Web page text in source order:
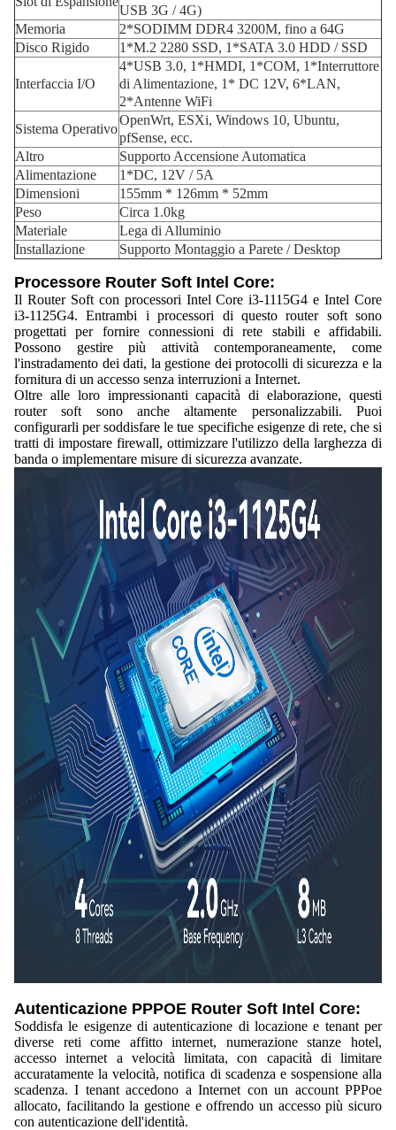
USB 3G / 4G)
Memoria
2*SODIMM DDR4 3200M, fino a 64G
Disco Rigido
1*M.2 2280 SSD, 1*SATA 3.0 HDD / SSD
Interfaccia I/O
4*USB 3.0, 1*HMDI, 1*COM, 1*Interruttore
di Alimentazione, 1* DC 12V, 6*LAN,
2*Antenne WiFi
Sistema Operativo
OpenWrt, ESXi, Windows 10, Ubuntu,
pfSense, ecc.
Altro
Supporto Accensione Automatica
Alimentazione
1*DC, 12V / 5A
Dimensioni
155mm * 126mm * 52mm
Peso
Circa 1.0kg
Materiale
Lega di Alluminio
Installazione
Supporto Montaggio a Parete / Desktop
Processore Router Soft Intel Core:
Il Router Soft con processori Intel Core i3-1115G4 e Intel Core
i3-1125G4. Entrambi i processori di questo router soft sono
progettati per fornire connessioni di rete stabili e affidabili.
Possono gestire più attività contemporaneamente, come
l'instradamento dei dati, la gestione dei protocolli di sicurezza e la
fornitura di un accesso senza interruzioni a Internet.
Oltre alle loro impressionanti capacità di elaborazione, questi
router soft sono anche altamente personalizzabili. Puoi
configurarli per soddisfare le tue specifiche esigenze di rete, che si
tratti di impostare firewall, ottimizzare l'utilizzo della larghezza di
banda o implementare misure di sicurezza avanzate.
Autenticazione PPPOE Router Soft Intel Core:
Soddisfa le esigenze di autenticazione di locazione e tenant per
diverse reti come affitto internet, numerazione stanze hotel,
accesso internet a velocità limitata, con capacità di limitare
accuratamente la velocità, notifica di scadenza e sospensione alla
scadenza. I tenant accedono a Internet con un account PPPoe
allocato, facilitando la gestione e offrendo un accesso più sicuro
con autenticazione dell'identità.